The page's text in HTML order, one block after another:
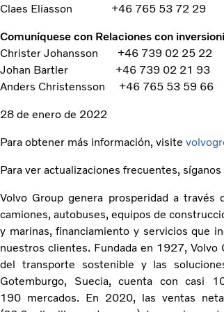
Claes Eliasson +46 765 53 72 29
Comuníquese con Relaciones con
Christer Johansson +46 739 02 25 22
Johan Bartler +46 739 02 21 93
Anders Christensson +46 765 53 59 66
28 de enero de 2022
Para obtener más información, visite
Para ver actualizaciones frecuentes,
Volvo Group genera prosperidad a
camiones, autobuses, equipos de
y marinas, financiamiento y servicios que
nuestros clientes. Fundada en 1927,
del transporte sostenible y las
Gotemburgo, Suecia, cuenta con casi
190 mercados. En 2020, las ventas